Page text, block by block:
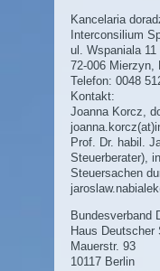
Kancelaria
Interconsilium
ul. Wspaniala 11
72-006 Mierzyn,
Telefon: 0048
Kontakt:
Joanna Korcz,
Prof. Dr. habil.
Steuerberater),
Steuersachen
Bundesverband
Haus Deutscher
Mauerstr. 93
10117 Berlin